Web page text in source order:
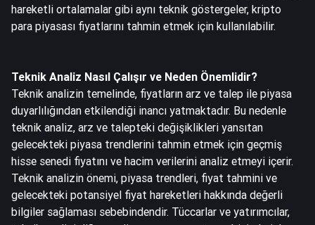
hareketli ortalamalar gibi aynı teknik göstergeler, kripto
para piyasası fiyatlarını tahmin etmek için kullanılabilir.
Teknik Analiz Nasıl Çalışır ve Neden Önemlidir?
Teknik analizin temelinde, fiyatların arz ve talep ile piyasa
duyarlılığından etkilendiği inancı yatmaktadır. Bu nedenle
teknik analiz, arz ve talepteki değişiklikleri yansıtan
gelecekteki piyasa trendlerini tahmin etmek için geçmiş
hisse senedi fiyatını ve hacim verilerini analiz etmeyi içerir.
Teknik analizin önemi, piyasa trendleri, fiyat tahmini ve
gelecekteki potansiyel fiyat hareketleri hakkında değerli
bilgiler sağlaması sebebindendir. Tüccarlar ve yatırımcılar,